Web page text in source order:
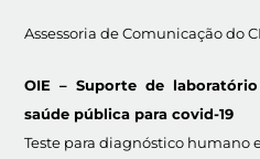
Assessoria de Comunicação do
OIE – Suporte de
saúde pública para covid-19
Teste para diagnóstico humano